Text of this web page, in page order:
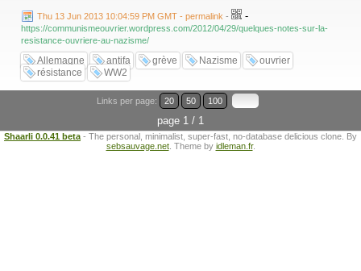
Thu 13 Jun 2013 10:04:59 PM GMT - permalink - -
https://communismeouvrier.wordpress.com/2012/04/29/quelques-notes-sur-la-
resistance-ouvriere-au-nazisme/
Allemagne antifa grève Nazisme
ouvrier
résistance
WW2
Links per page: 20 50 100
page 1 / 1
Shaarli 0.0.41 beta - The personal, minimalist, super-fast, no-database delicious clone. By
sebsauvage.net. Theme by idleman.fr.